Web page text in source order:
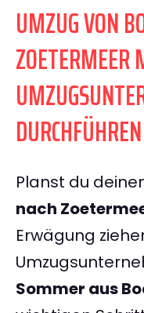
UMZUG VON
DURCHFÜHREN
Planst du
nach
Erwägung
Sommer aus